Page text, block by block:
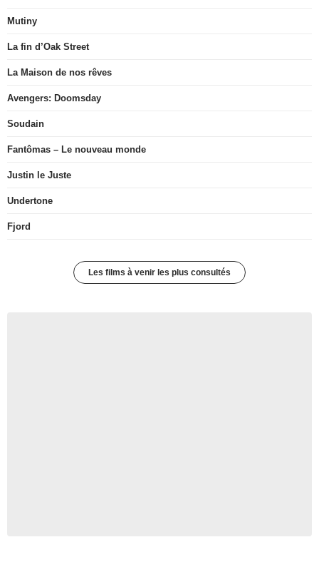
Mutiny
La fin d’Oak Street
La Maison de nos rêves
Avengers: Doomsday
Soudain
Fantômas – Le nouveau monde
Justin le Juste
Undertone
Fjord
Les films à venir les plus consultés